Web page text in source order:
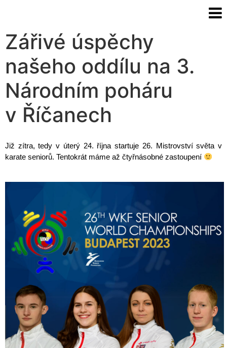
Zářivé úspěchy
našeho oddílu na 3.
Národním poháru
v Říčanech
Již zítra, tedy v úterý 24. října startuje 26. Mistrovství světa v
karate seniorů. Tentokrát máme až čtyřnásobné zastoupení